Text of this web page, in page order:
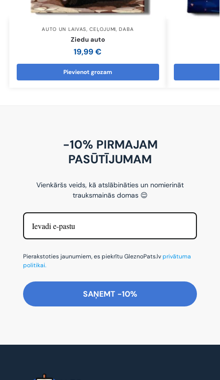
AUTO UN LAIVAS,CEĻOJUMI,DABA
Ziedu auto
19,99€
Pievienot grozam
-10% PIRMAJAM
PASŪTĪJUMAM
Vienkāršs veids, kā atslābināties un nomierināt
trauksmainās domas 😌
Pierakstoties jaunumiem, es piekrītu GleznoPats.lvprivātuma
politikai.
SAŅEMT -10%